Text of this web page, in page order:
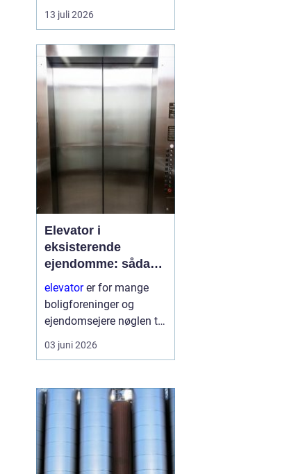
industriporte i området
omkring ishøj. Når en
optimalt, giver d...
13 juli 2026
Elevator i
eksisterende
ejendomme: sådan
skaber du
tilgængelighed og
merværdi
elevatorer for mange
boligforeninger og
ejendomsejere nøglen til
både bedre
tilgængelighed og en
ejendomsværdi. Når en
ældre opgang får
instal...
03 juni 2026